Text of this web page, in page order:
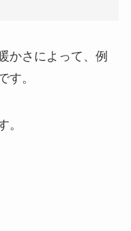
かさによって、例
す。
。